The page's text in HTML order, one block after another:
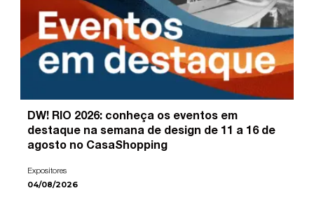
DW! RIO 2026: conheça os eventos em
destaque na semana de design de 11 a 16 de
agosto no CasaShopping
Expositores
04/08/2026